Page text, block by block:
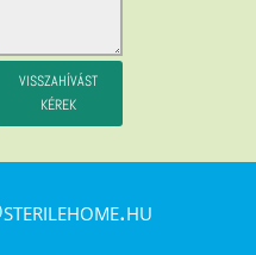
VISSZAHÍVÁST
KÉREK